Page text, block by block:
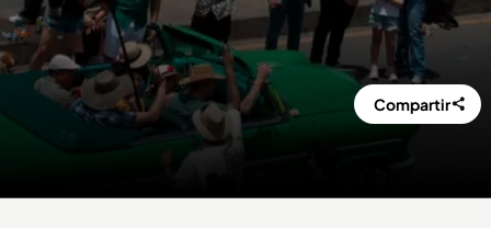
Compartir